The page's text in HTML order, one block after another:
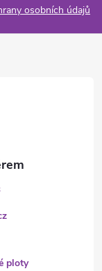
osobních údajů
ploty